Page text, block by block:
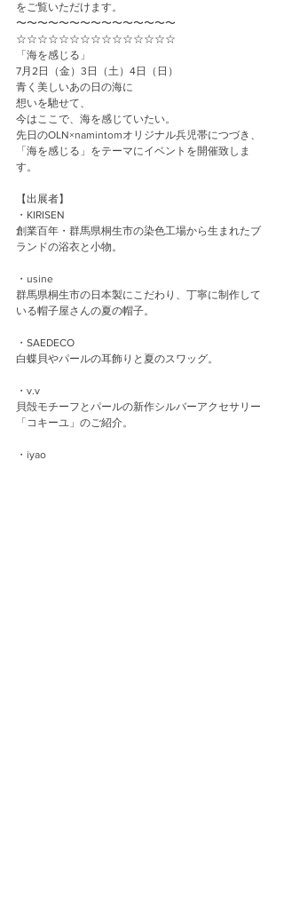
をご覧いただけます。
〜〜〜〜〜〜〜〜〜〜〜〜〜〜〜
☆☆☆☆☆☆☆☆☆☆☆☆☆☆☆
「海を感じる」
7月2日（金）3日（土）4日（日）
青く美しいあの日の海に
想いを馳せて、
今はここで、海を感じていたい。
先日のOLN×namintomオリジナル兵児帯につづき、
「海を感じる」をテーマにイベントを開催致しま
す。
【出展者】
・KIRISEN
創業百年・群馬県桐生市の染色工場から生まれたブ
ランドの浴衣と小物。
・usine
群馬県桐生市の日本製にこだわり、丁寧に制作して
いる帽子屋さんの夏の帽子。
・SAEDECO
白蝶貝やパールの耳飾りと夏のスワッグ。
・v.v
貝殻モチーフとパールの新作シルバーアクセサリー
「コキーユ」のご紹介。
・iyao